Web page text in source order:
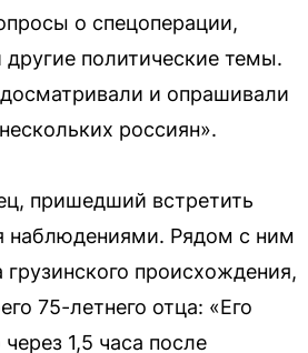
о спецоперации,
политические темы.
и опрашивали
россиян».
пришедший встретить
наблюдениями. Рядом с ним
происхождения,
75-летнего отца: «Его
1,5 часа после